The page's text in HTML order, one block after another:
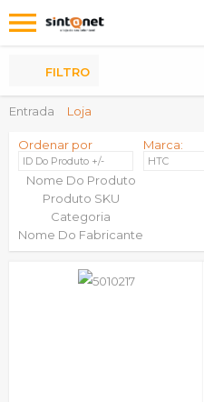
Entrada Loja
FILTRO
Ordenar por
ID Do Produto +/-
Nome Do Produto
Produto SKU
Categoria
Nome Do Fabricante
Marca:
HTC